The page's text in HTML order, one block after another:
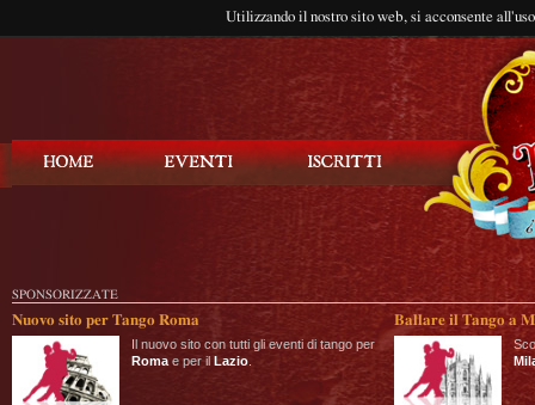
Utilizzando il nostro sito web, si acconsente
SPONSORIZZATE
Nuovo sito per Tango Roma
Il nuovo sito con tutti gli eventi di tango per
Roma e per il Lazio
Ballare il Tango a